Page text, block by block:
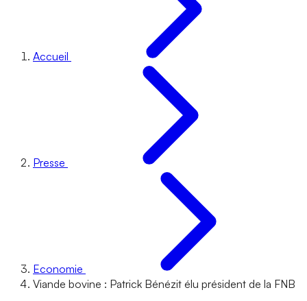
Accueil
Presse
Economie
Viande bovine : Patrick Bénézit élu président de la FNB